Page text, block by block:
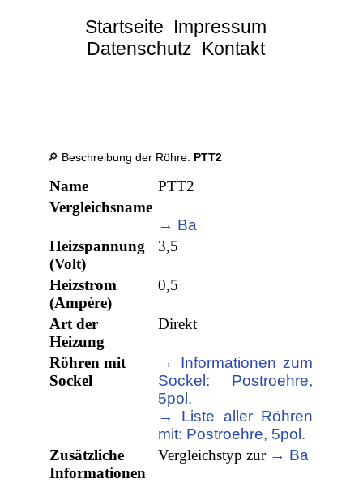
Startseite Impressum
Datenschutz Kontakt
🔎 Beschreibung der Röhre: PTT2
Name
PTT2
Vergleichsname
→ Ba
Heizspannung
(Volt)
3,5
Heizstrom
(Ampère)
0,5
Art der
Heizung
Direkt
Röhren mit
Sockel
→ Informationen zum
Sockel: Postroehre,
5pol.
→ Liste aller Röhren
mit: Postroehre, 5pol.
Zusätzliche
Informationen
Vergleichstyp zur → Ba